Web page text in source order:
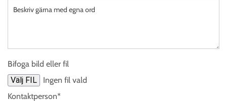
Bifoga bild eller fil
Välj FIL
Ingen fil vald
Kontaktperson*